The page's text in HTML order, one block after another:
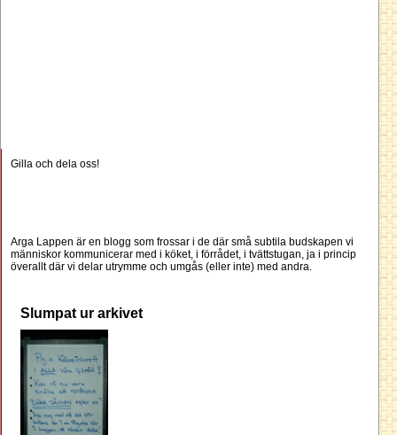
Gilla och dela oss!
Arga Lappen är en blogg som frossar i de där små subtila budskapen vi
människor kommunicerar med i köket, i förrådet, i tvättstugan, ja i princip
överallt där vi delar utrymme och umgås (eller inte) med andra.
Slumpat ur arkivet